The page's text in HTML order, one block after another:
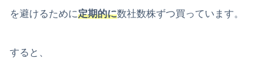
を避けるために定期的に数社数株ずつ買っています。
すると、